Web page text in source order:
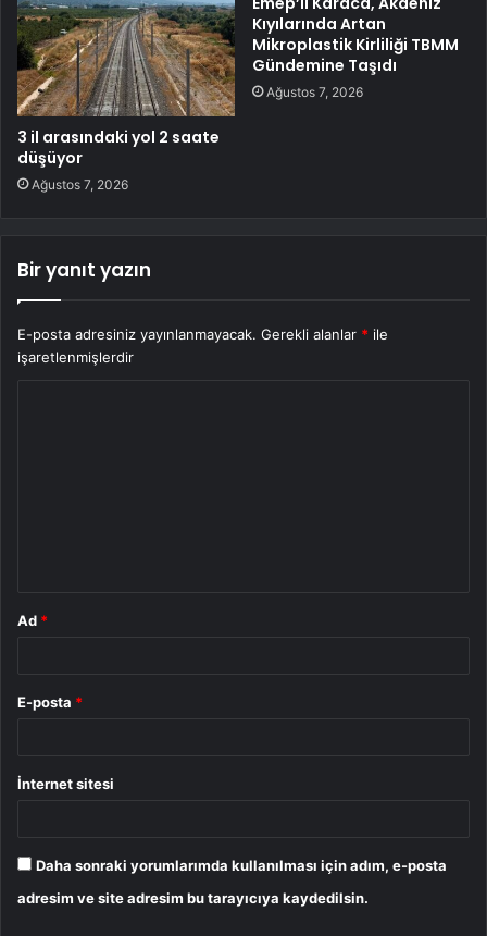
3 il arasındaki yol 2 saate
düşüyor
Ağustos 7, 2026
Kıyılarında Artan
Mikroplastik Kirliliği TBMM
Gündemine Taşıdı
Ağustos 7, 2026
Bir yanıt yazın
E-posta adresiniz yayınlanmayacak. Gerekli alanlar * ile
işaretlenmişlerdir
Ad *
E-posta *
İnternet sitesi
Daha sonraki yorumlarımda kullanılması için adım, e-posta
adresim ve site adresim bu tarayıcıya kaydedilsin.